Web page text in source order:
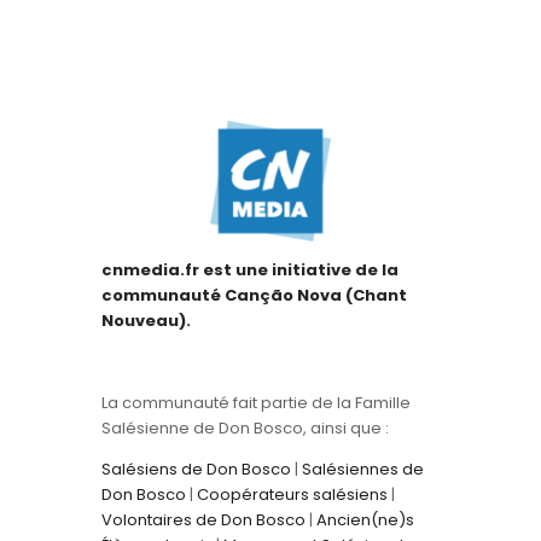
cnmedia.fr est une initiative de la
communauté Canção Nova (Chant
Nouveau).
La communauté fait partie de la Famille
Salésienne de Don Bosco, ainsi que :
Salésiens de Don Bosco | Salésiennes de
Don Bosco | Coopérateurs salésiens |
Volontaires de Don Bosco | Ancien(ne)s